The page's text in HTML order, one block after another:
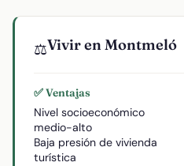
⚖️Vivir en Montmeló
✅ Ventajas
Nivel socioeconómico
medio-alto
Baja presión de vivienda
turística